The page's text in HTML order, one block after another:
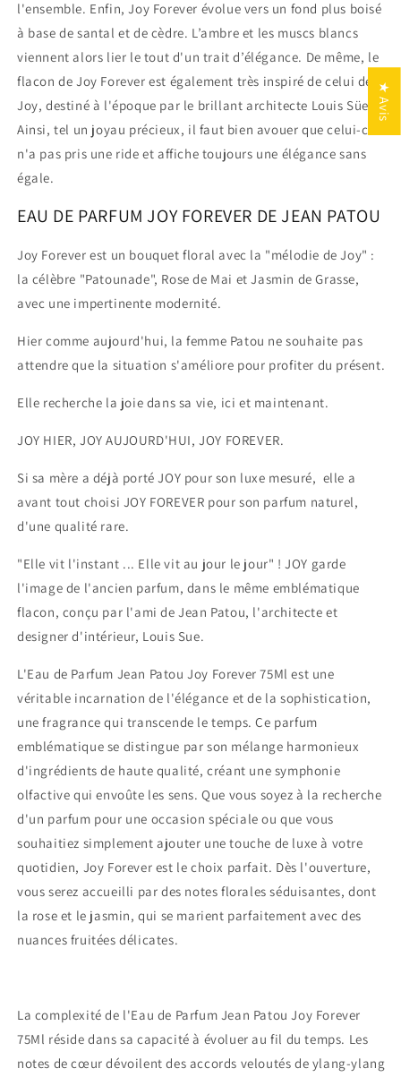
l'ensemble. Enfin, Joy Forever évolue vers un fond plus boisé
à base de santal et de cèdre. L’ambre et les muscs blancs
viennent alors lier le tout d'un trait d’élégance. De même, le
flacon de Joy Forever est également très inspiré de celui de
Joy, destiné à l'époque par le brillant architecte Louis Süe.
Ainsi, tel un joyau précieux, il faut bien avouer que celui-ci
n'a pas pris une ride et affiche toujours une élégance sans
égale.
EAU DE PARFUM JOY FOREVER DE JEAN PATOU
Joy Forever est un bouquet floral avec la "mélodie de Joy" :
la célèbre "Patounade", Rose de Mai et Jasmin de Grasse,
avec une impertinente modernité.
Hier comme aujourd'hui, la femme Patou ne souhaite pas
attendre que la situation s'améliore pour profiter du présent.
Elle recherche la joie dans sa vie, ici et maintenant.
JOY HIER, JOY AUJOURD'HUI, JOY FOREVER.
Si sa mère a déjà porté JOY pour son luxe mesuré, elle a
avant tout choisi JOY FOREVER pour son parfum naturel,
d'une qualité rare.
"Elle vit l'instant ... Elle vit au jour le jour" ! JOY garde
l'image de l'ancien parfum, dans le même emblématique
flacon, conçu par l'ami de Jean Patou, l'architecte et
designer d'intérieur, Louis Sue.
L'Eau de Parfum Jean Patou Joy Forever 75Ml est une
véritable incarnation de l'élégance et de la sophistication,
une fragrance qui transcende le temps. Ce parfum
emblématique se distingue par son mélange harmonieux
d'ingrédients de haute qualité, créant une symphonie
olfactive qui envoûte les sens. Que vous soyez à la recherche
d'un parfum pour une occasion spéciale ou que vous
souhaitiez simplement ajouter une touche de luxe à votre
quotidien, Joy Forever est le choix parfait. Dès l'ouverture,
vous serez accueilli par des notes florales séduisantes, dont
la rose et le jasmin, qui se marient parfaitement avec des
nuances fruitées délicates.
La complexité de l'Eau de Parfum Jean Patou Joy Forever
75Ml réside dans sa capacité à évoluer au fil du temps. Les
notes de cœur dévoilent des accords veloutés de ylang-ylang
★ Avis